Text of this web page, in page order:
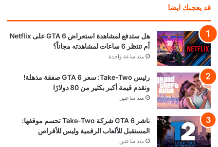
قد يعجبك ايضا
هل ستدفع لمشاهدة استعراض GTA 6 على Netflix
أم تنتظر 6 ساعات لمشاهدته مجاناً؟
منذ ساعة واحدة
رئيس Take-Two: سعر GTA 6 صفقة مذهلة!
ونقدم قيمة أكبر بكثير من 80 دولارًا
منذ ساعتين
ناشر GTA 6 شركة Take-Two تحسم موقفها:
المستقبل للألعاب الرقمية وليس للأقراص
منذ ساعتين